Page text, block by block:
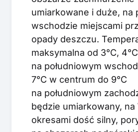
umiarkowane i duże, na
wschodzie miejscami
opady deszczu.
maksymalna od 3°C, 4°C
na południowym
7°C w centrum do 9°C
na południowym
będzie umiarkowany,
okresami dość silny,